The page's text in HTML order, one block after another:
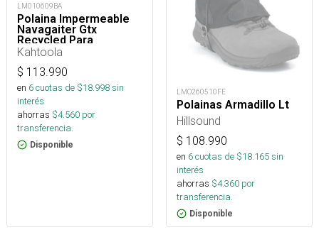
LM010609BA
Polaina Impermeable
Navagaiter Gtx
Recycled Para
Trekking, Nieve Y
Kahtoola
$ 113.990
en 6cuotas de $18.998sin
interés
ahorras $4.560 por
transferencia.
Disponible
LMO260510FE
Polainas Armadillo Lt
Hillsound
$ 108.990
en 6cuotas de $18.165sin
interés
ahorras $4.360 por
transferencia.
Disponible